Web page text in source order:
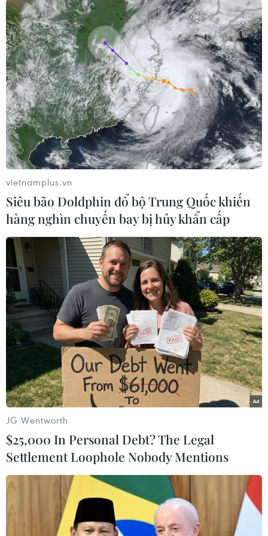
TIN LIÊN QUAN
Tổng thống Trump thăm Việt Nam: Mở ra
nhiều cơ hội hợp tác Việt-Mỹ
09/11/2017 11:11
Việc Tổng thống Hoa Kỳ Donald Trump tới Việt Nam
ngay trong năm cầm quyền đầu tiên, thể hiện sự coi
trọng quan hệ với Việt Nam, tạo cơ sở thúc đẩy quan hệ
Việt Nam-Hoa Kỳ trong thời gian tới.
vietnamplus.vn
Siêu bão Doldphin đổ bộ Trung Quốc khiến
hàng nghìn chuyến bay bị hủy khẩn cấp
JG Wentworth
$25,000 In Personal Debt? The Legal
Settlement Loophole Nobody Mentions